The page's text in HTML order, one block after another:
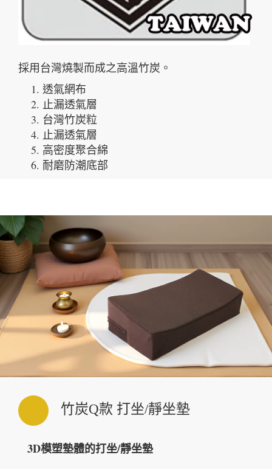
採用台灣燒製而成之高溫竹炭。
透氣網布
止漏透氣層
台灣竹炭粒
止漏透氣層
高密度聚合綿
耐磨防潮底部
竹炭Q款 打坐/靜坐墊
3D模塑墊體的打坐/靜坐墊